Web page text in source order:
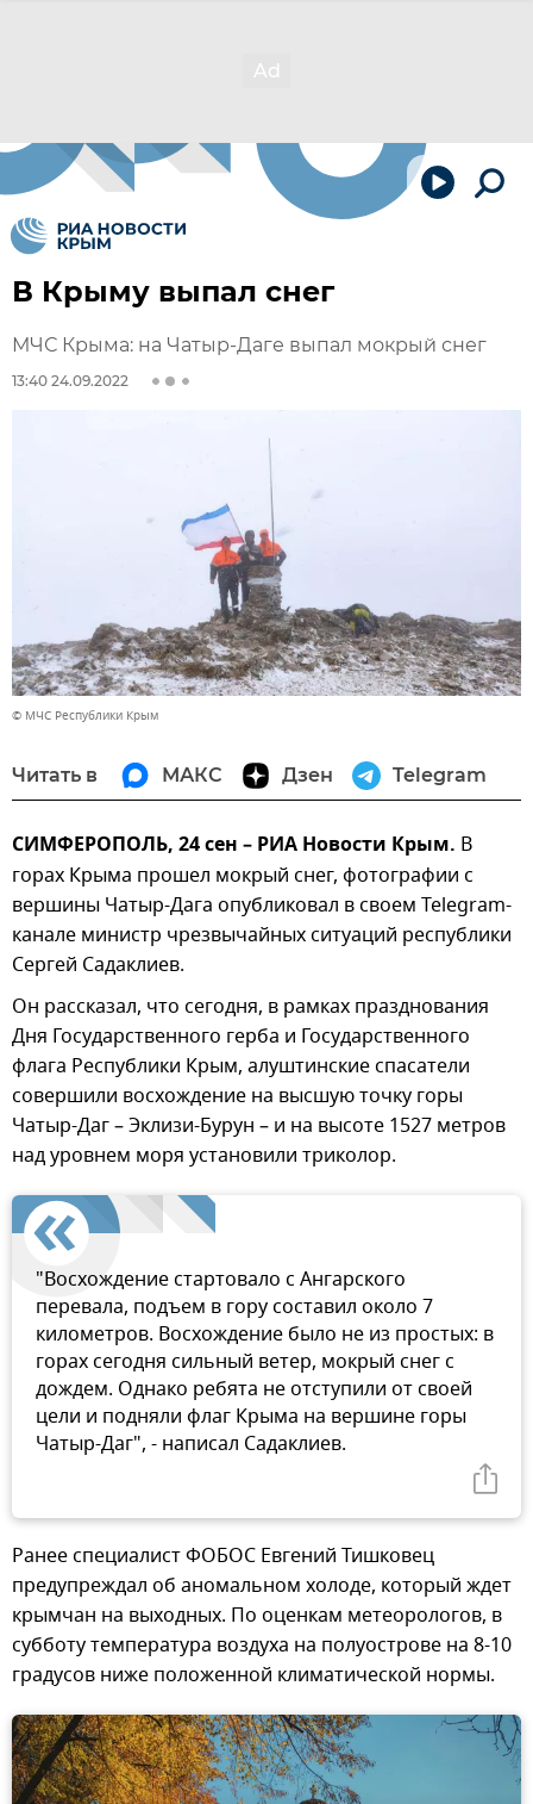
В Крыму выпал снег
МЧС Крыма: на Чатыр-Даге выпал мокрый снег
13:40 24.09.2022
© МЧС Республики Крым
Читать в МАКС Дзен Telegram
СИМФЕРОПОЛЬ, 24 сен – РИА Новости Крым. В
горах Крыма прошел мокрый снег, фотографии с
вершины Чатыр-Дага опубликовал в своем Telegram-
канале министр чрезвычайных ситуаций республики
Сергей Садаклиев.
Он рассказал, что сегодня, в рамках празднования
Дня Государственного герба и Государственного
флага Республики Крым, алуштинские спасатели
совершили восхождение на высшую точку горы
Чатыр-Даг – Эклизи-Бурун – и на высоте 1527 метров
над уровнем моря установили триколор.
"Восхождение стартовало с Ангарского
перевала, подъем в гору составил около 7
километров. Восхождение было не из простых: в
горах сегодня сильный ветер, мокрый снег с
дождем. Однако ребята не отступили от своей
цели и подняли флаг Крыма на вершине горы
Чатыр-Даг", - написал Садаклиев.
Ранее специалист ФОБОС Евгений Тишковец
предупреждал об аномальном холоде, который ждет
крымчан на выходных. По оценкам метеорологов, в
субботу температура воздуха на полуострове на 8-10
градусов ниже положенной климатической нормы.